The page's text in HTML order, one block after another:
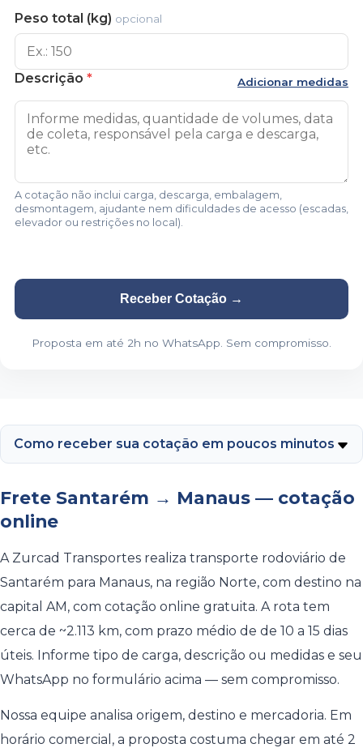
Peso total (kg) opcional
Descrição * Adicionar medidas
A cotação não inclui carga, descarga, embalagem,
desmontagem, ajudante nem dificuldades de acesso (escadas,
elevador ou restrições no local).
Receber Cotação →
Proposta em até 2h no WhatsApp. Sem compromisso.
Como receber sua cotação em poucos minutos
Frete Santarém → Manaus — cotação
online
A Zurcad Transportes realiza transporte rodoviário de
Santarém para Manaus, na região Norte, com destino na
capital AM, com cotação online gratuita. A rota tem
cerca de ~2.113 km, com prazo médio de de 10 a 15 dias
úteis. Informe tipo de carga, descrição ou medidas e seu
WhatsApp no formulário acima — sem compromisso.
Nossa equipe analisa origem, destino e mercadoria. Em
horário comercial, a proposta costuma chegar em até 2